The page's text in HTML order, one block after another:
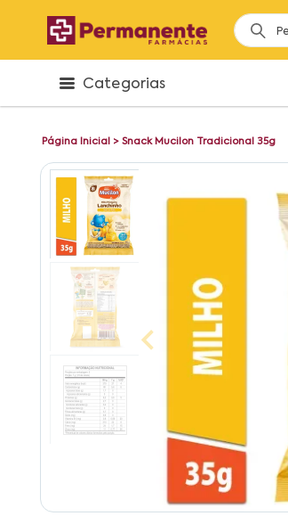
Categorias
Página Inicial > Snack Mucilon Tradicional 35g